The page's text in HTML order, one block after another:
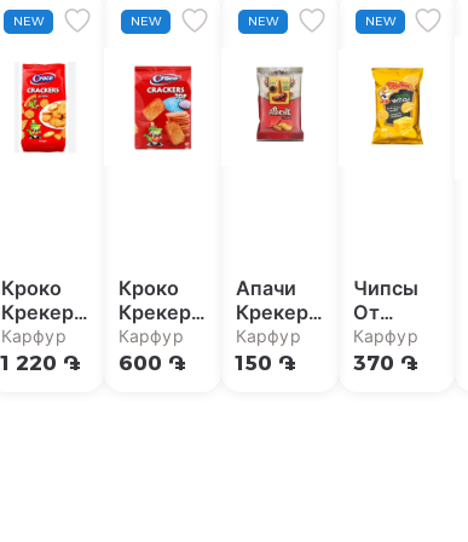
NEW
Кроко
Крекеры
со
вкусом
Карфур
1 220 ֏
NEW
Кроко
Крекеры
с солью
150г
Карфур
600 ֏
NEW
Апачи
Крекеры
со
вкусом
Карфур
150 ֏
NEW
Чипсы
От
Мартина
с сыром
Карфур
370 ֏